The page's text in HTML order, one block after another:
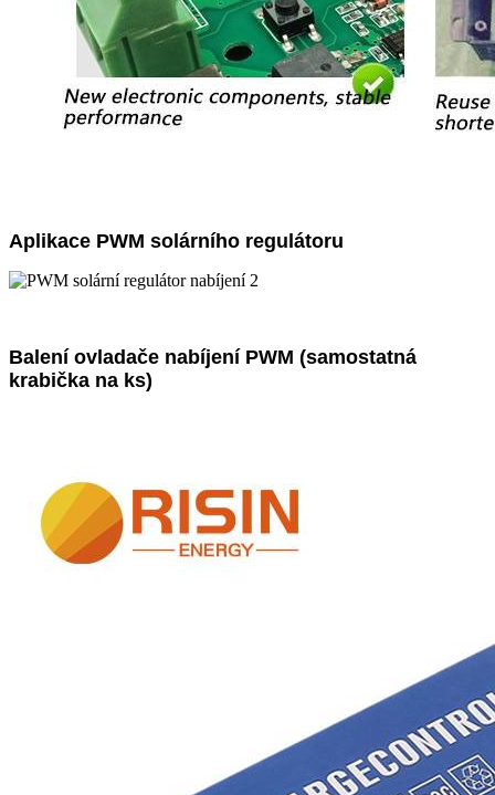
Aplikace PWM solárního regulátoru
Balení ovladače nabíjení PWM (samostatná
krabička na ks)